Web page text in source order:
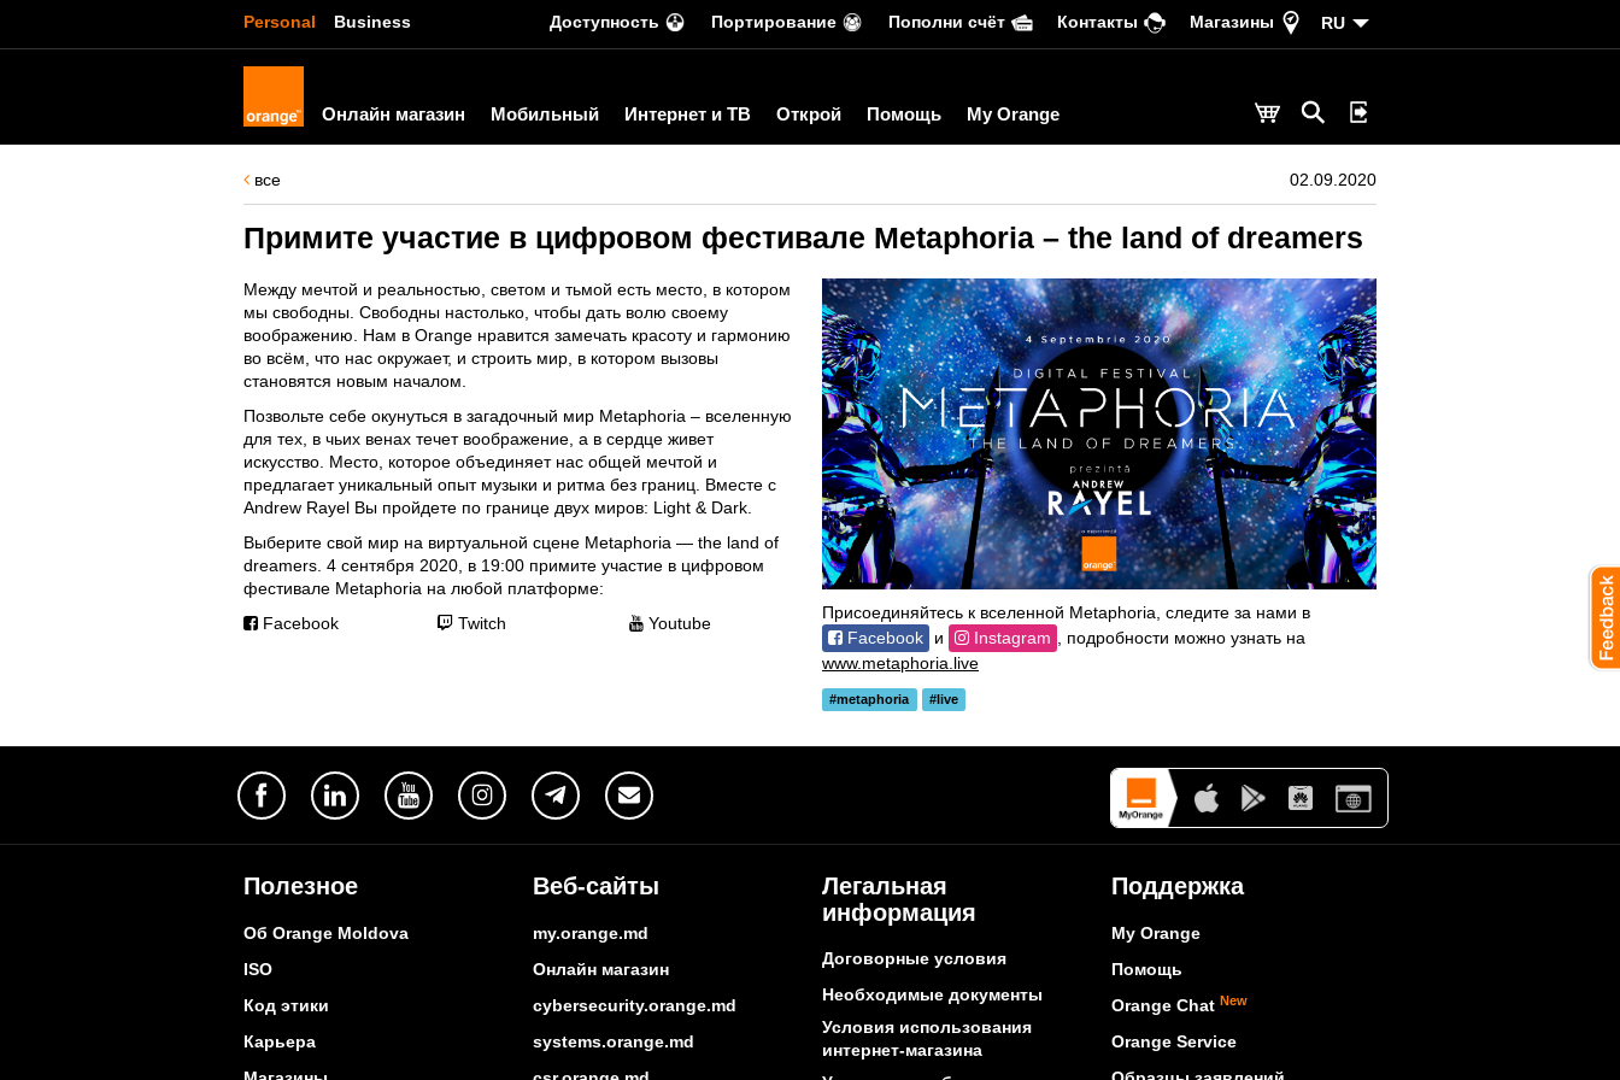
Personal Business Доступность Портирование Пополни счёт Контакты Магазины RU
Онлайн магазин Мобильный Интернет и ТВ Открой Помощь My Orange
все 02.09.2020
Примите участие в цифровом фестивале Metaphoria – the land of dreamers
Между мечтой и реальностью, светом и тьмой есть место, в котором
мы свободны. Свободны настолько, чтобы дать волю своему
воображению. Нам в Orange нравится замечать красоту и гармонию
во всём, что нас окружает, и строить мир, в котором вызовы
становятся новым началом.
Позвольте себе окунуться в загадочный мир Metaphoria – вселенную
для тех, в чьих венах течет воображение, а в сердце живет
искусство. Место, которое объединяет нас общей мечтой и
предлагает уникальный опыт музыки и ритма без границ. Вместе с
Andrew Rayel Вы пройдете по границе двух миров: Light & Dark.
Выберите свой мир на виртуальной сцене Metaphoria — the land of
dreamers. 4 сентября 2020, в 19:00 примите участие в цифровом
фестивале Metaphoria на любой платформе:
Facebook
Twitch Youtube
Присоединяйтесь к вселенной Metaphoria, следите за нами в
Facebook
и Instagram , подробности можно узнать на
www.metaphoria.live
#metaphoria #live
Полезное
Об Orange Moldova
ISO
Код этики
Карьера
Веб-сайты
my.orange.md
Онлайн магазин
cybersecurity.orange.md
systems.orange.md
Легальная
информация
Договорные условия
Необходимые документы
Условия использования
интернет-магазина
Поддержка
My Orange
Помощь
Orange Chat New
Orange Service